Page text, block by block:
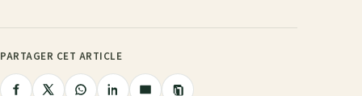
PARTAGER CET ARTICLE